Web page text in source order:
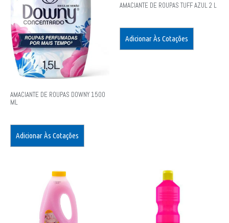
AMACIANTE DE ROUPAS DOWNY 1500
ML
Adicionar Às Cotações
AMACIANTE DE ROUPAS TUFF AZUL 2 L
Adicionar Às Cotações